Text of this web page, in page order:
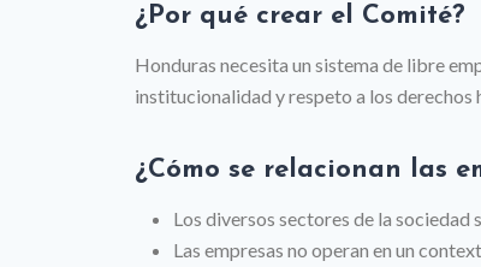
¿Por qué crear el Comité?
Honduras necesita un sistema de libre
institucionalidad y respeto a los derechos
¿Cómo se relacionan las
Los diversos sectores de la sociedad
Las empresas no operan en un